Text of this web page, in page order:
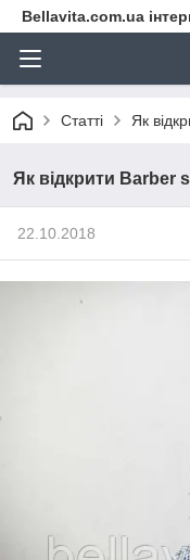
Bellavita.com.ua
Статті Як
Як відкрити Barber
22.10.2018